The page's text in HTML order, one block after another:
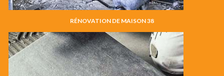
RÉNOVATION DE MAISON 38